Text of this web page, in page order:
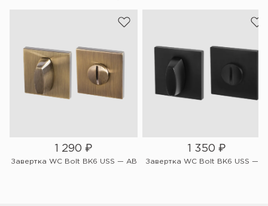
1 290 ₽
Завертка WC Bolt BK6 USS — AB
1 350 ₽
Завертка WC Bolt BK6 USS — Bl